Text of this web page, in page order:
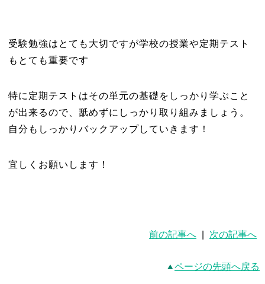
受験勉強はとても大切ですが学校の授業や定期テスト
もとても重要です
特に定期テストはその単元の基礎をしっかり学ぶこと
が出来るので、舐めずにしっかり取り組みましょう。
自分もしっかりバックアップしていきます！
宜しくお願いします！
前の記事へ 次の記事へ
ページの先頭へ戻る